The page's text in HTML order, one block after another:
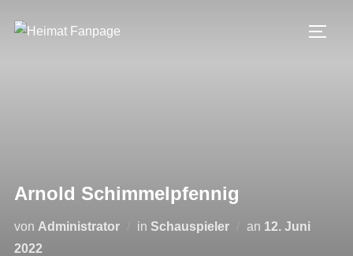
Inhalt
Arnold Schimmelpfennig
von Administrator in Schauspieler an Veröffentlicht
12. Juni
2022